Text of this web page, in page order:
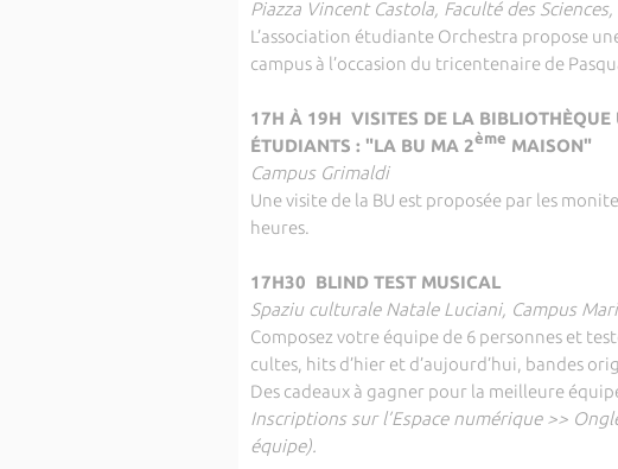
Piazza Vincent Castola, Faculté des
L’association étudiante Orchestra propose
campus à l’occasion du tricentenaire de
17H À 19H VISITES DE LA BIBLIOTHÈQUE
ÉTUDIANTS : "LA BU MA 2ème MAISON"
Campus Grimaldi
Une visite de la BU est proposée par les
heures.
17H30 BLIND TEST MUSICAL
Spaziu culturale Natale Luciani, Campus
Composez votre équipe de 6 personnes et
cultes, hits d’hier et d’aujourd’hui, bandes
Des cadeaux à gagner pour la meilleure
Inscriptions sur l’Espace numérique >>
équipe).